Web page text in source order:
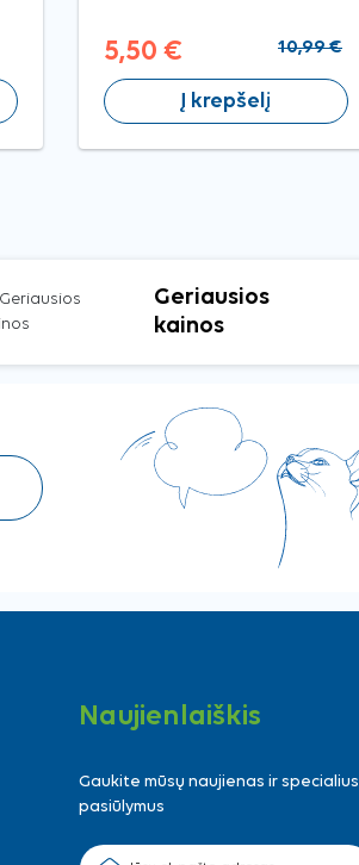
5,50 € 10,99 €
Į krepšelį
Geriausios
kainos
Naujienlaiškis
Gaukite mūsų naujienas ir specialius
pasiūlymus